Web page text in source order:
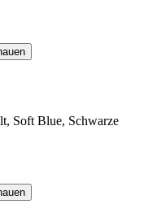
Soft Blue, Schwarze